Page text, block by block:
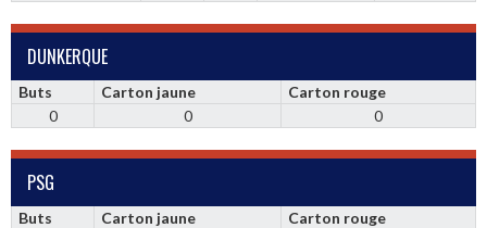
DUNKERQUE
Buts Carton jaune
Carton rouge
0
0 0
PSG
Buts Carton jaune
Carton rouge